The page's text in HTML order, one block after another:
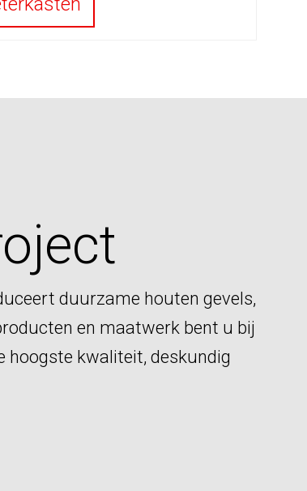
duurzame houten gevels,
en maatwerk bent u bij
hoogste kwaliteit, deskundig